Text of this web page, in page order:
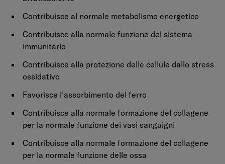
Contribuisce al normale metabolismo energetico
Contribuisce alla normale funzione del sistema
immunitario
Contribuisce alla protezione delle cellule dallo stress
ossidativo
Favorisce l’assorbimento del ferro
Contribuisce alla normale formazione del collagene
per la normale funzione dei vasi sanguigni
Contribuisce alla normale formazione del collagene
per la normale funzione delle ossa